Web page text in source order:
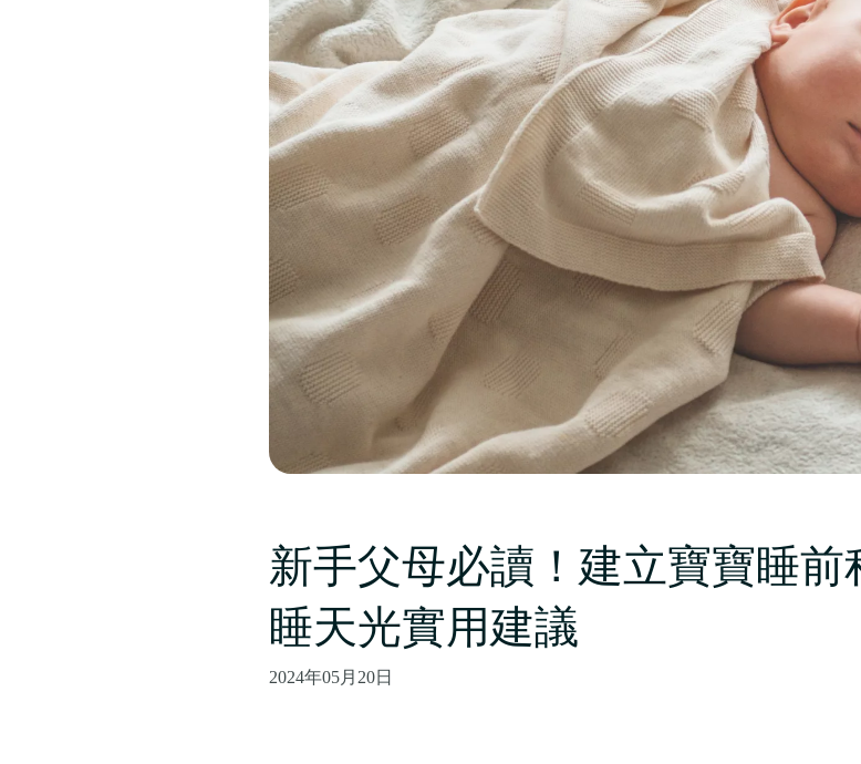
新手父母必讀！建立寶寶睡
睡天光實用建議
2024年05月20日